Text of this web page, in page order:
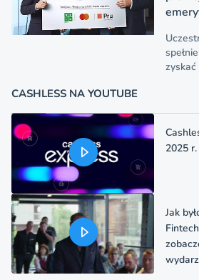
zyskać
CASHLESS NA YOUTUBE
2025 r.
Jak